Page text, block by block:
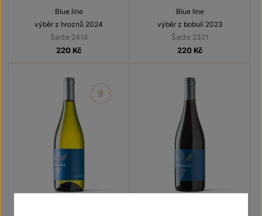
Blue line
výběr z hroznů 2024
Šarže 2418
220 Kč
Blue line
výběr z bobulí 2023
Šarže 2321
220 Kč